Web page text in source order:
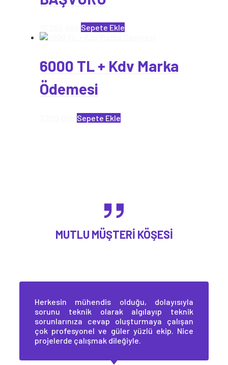
Sepete Ekle
6000 TL + Kdv Marka
Ödemesi
Sepete Ekle
MUTLU MÜŞTERI KÖŞESI
Herkesin mühendis olduğu, dolayısıyla
sorunu teknik olarak algılayıp teknik
sorunlarınıza cevap oluşturmaya çalışan
çok profesyonel ve güler yüzlü ekip. Nice
projelerde çalışmak dileğiyle.